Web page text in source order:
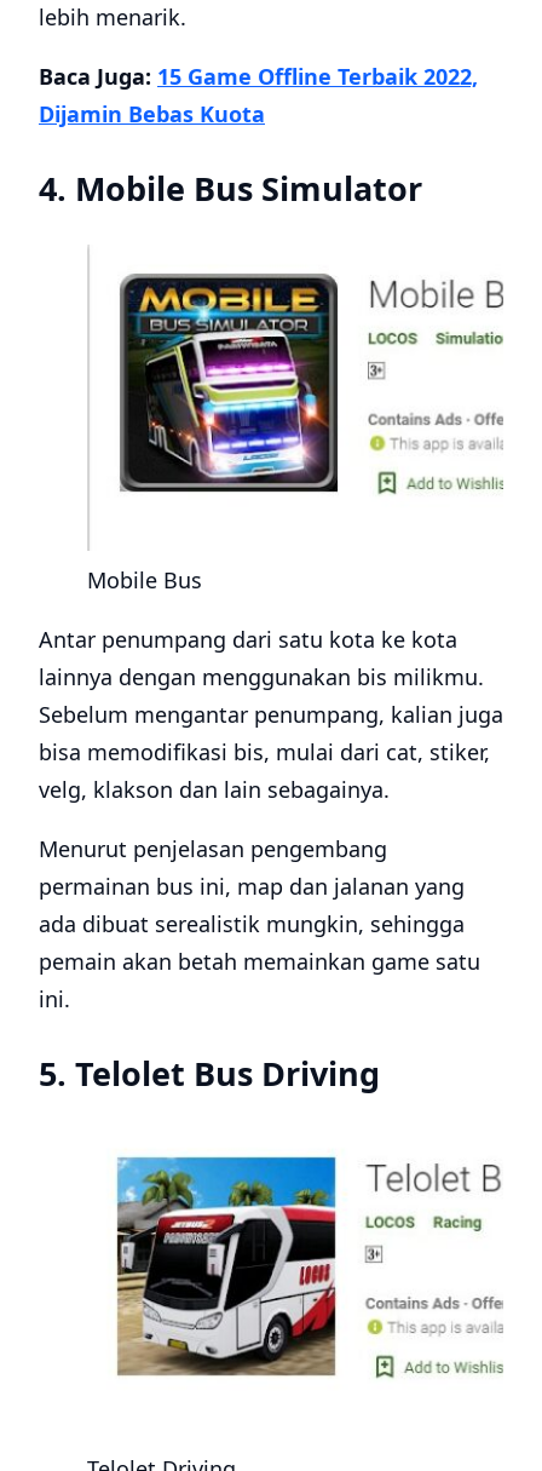
lebih menarik.
Baca Juga: 15 Game Offline Terbaik 2022,
Dijamin Bebas Kuota
4. Mobile Bus Simulator
Mobile Bus
Antar penumpang dari satu kota ke kota
lainnya dengan menggunakan bis milikmu.
Sebelum mengantar penumpang, kalian juga
bisa memodifikasi bis, mulai dari cat, stiker,
velg, klakson dan lain sebagainya.
Menurut penjelasan pengembang
permainan bus ini, map dan jalanan yang
ada dibuat serealistik mungkin, sehingga
pemain akan betah memainkan game satu
ini.
5. Telolet Bus Driving